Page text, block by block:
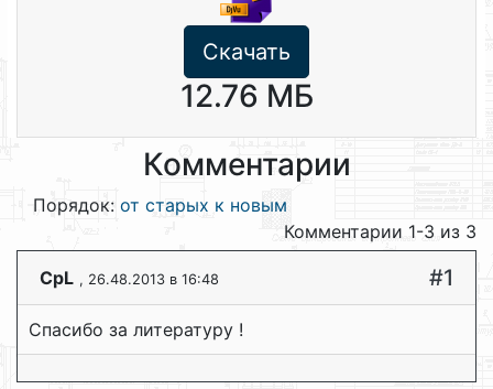
Скачать
12.76 МБ
Комментарии
Порядок: от старых к новым
Комментарии 1-3 из 3
CpL , 26.48.2013 в 16:48 #1
Спасибо за литературу !